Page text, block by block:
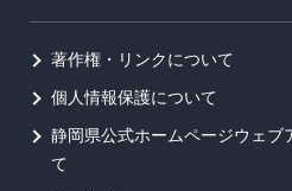
著作権・リンクについて
個人情報保護について
静岡県公式ホームページウェブ
て